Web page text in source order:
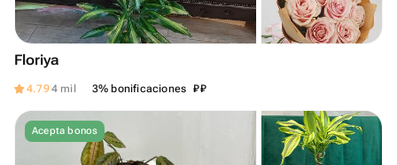
Floriya
4.794 mil 3% bonificaciones ₽₽
Acepta bonos